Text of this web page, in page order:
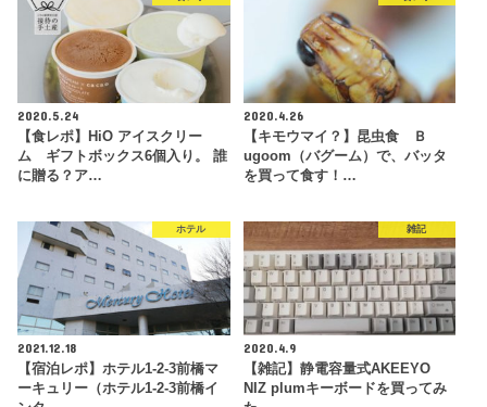
2020.5.24
【食レポ】HiO アイスクリー
ム ギフトボックス6個入り。 誰
に贈る？ア…
2020.4.26
【キモウマイ？】昆虫食 Ｂ
ugoom（バグーム）で、バッタ
を買って食す！…
ホテル
2021.12.18
【宿泊レポ】ホテル1-2-3前橋マ
ーキュリー（ホテル1-2-3前橋イ
雑記
2020.4.9
【雑記】静電容量式AKEEYO
NIZ plumキーボードを買ってみ